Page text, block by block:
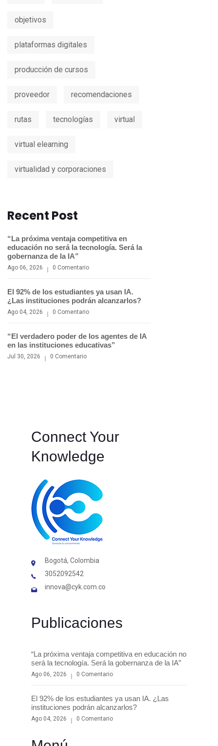
objetivos
plataformas digitales
producción de cursos
proveedor recomendaciones
rutas tecnologías virtual
virtual elearning
virtualidad y corporaciones
Recent Post
“La próxima ventaja competitiva en
educación no será la tecnología. Será la
gobernanza de la IA”
Ago 06, 2026 0 Comentario
El 92% de los estudiantes ya usan IA.
¿Las instituciones podrán alcanzarlos?
Ago 04, 2026 0 Comentario
“El verdadero poder de los agentes de IA
en las instituciones educativas”
Jul 30, 2026 0 Comentario
Connect Your
Knowledge
Bogotá, Colombia
3052092542
innova@cyk.com.co
Publicaciones
“La próxima ventaja competitiva en educación no
será la tecnología. Será la gobernanza de la IA”
Ago 06, 2026 0 Comentario
El 92% de los estudiantes ya usan IA. ¿Las
instituciones podrán alcanzarlos?
Ago 04, 2026 0 Comentario